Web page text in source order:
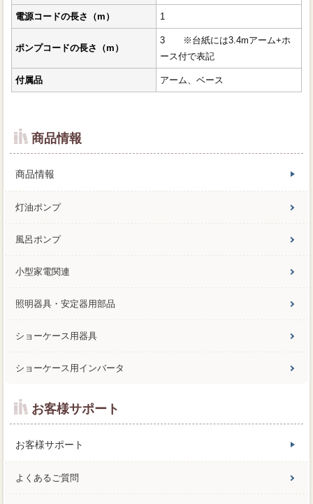
電源コードの長さ（m） 1
ポンプコードの長さ（m）
3 ※台紙には3.4mアーム+ホ
ース付で表記
付属品 アーム、ベース
商品情報
商品情報
灯油ポンプ
風呂ポンプ
小型家電関連
照明器具・安定器用部品
ショーケース用器具
ショーケース用インバータ
お客様サポート
お客様サポート
よくあるご質問